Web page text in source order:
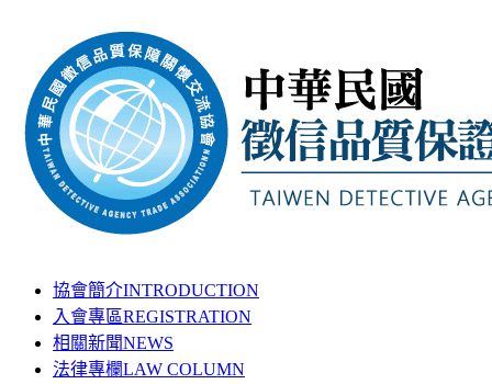
協會簡介INTRODUCTION
入會專區REGISTRATION
相關新聞NEWS
法律專欄LAW COLUMN